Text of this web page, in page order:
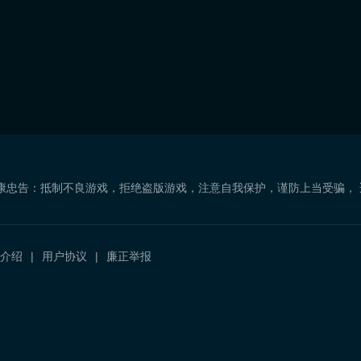
忠告：抵制不良游戏，拒绝盗版游戏，注意自我保护，谨防上当受骗
绍 用户协议 廉正举报